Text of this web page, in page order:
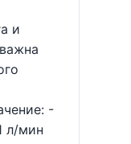
и
-
л/мин